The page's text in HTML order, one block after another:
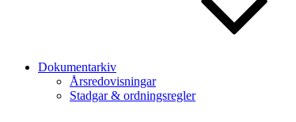
Dokumentarkiv
Årsredovisningar
Stadgar & ordningsregler